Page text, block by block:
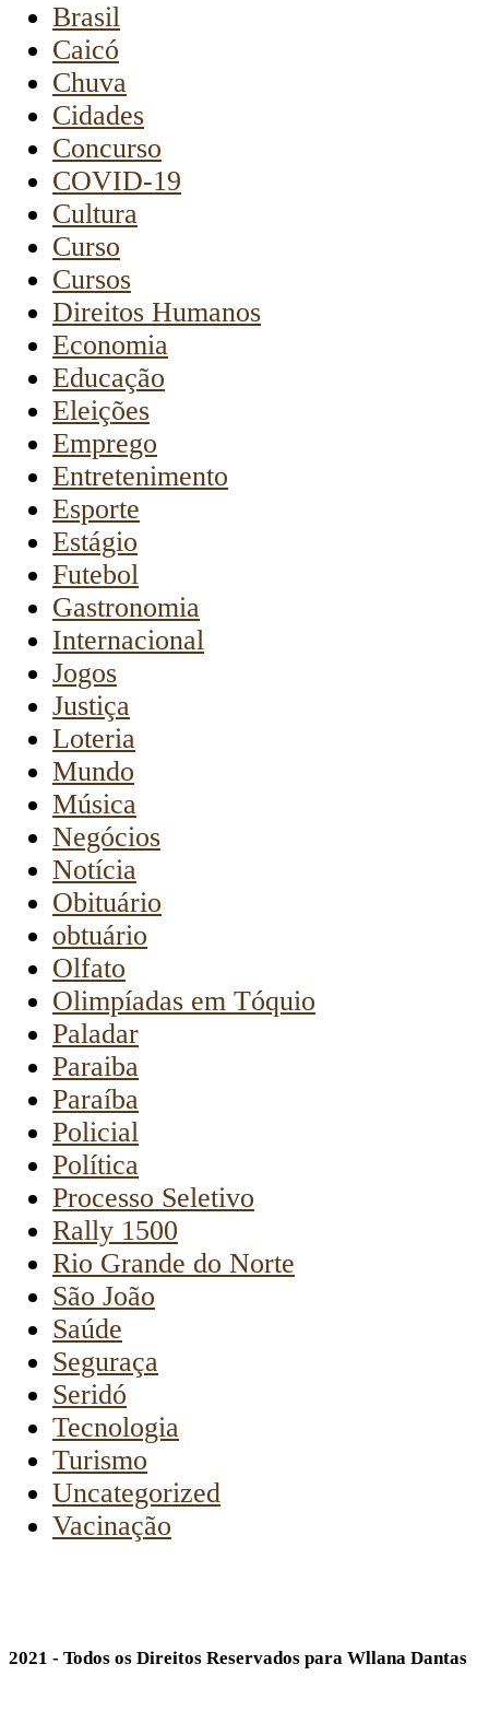
Brasil
Caicó
Chuva
Cidades
Concurso
COVID-19
Cultura
Curso
Cursos
Direitos Humanos
Economia
Educação
Eleições
Emprego
Entretenimento
Esporte
Estágio
Futebol
Gastronomia
Internacional
Jogos
Justiça
Loteria
Mundo
Música
Negócios
Notícia
Obituário
obtuário
Olfato
Olimpíadas em Tóquio
Paladar
Paraiba
Paraíba
Policial
Política
Processo Seletivo
Rally 1500
Rio Grande do Norte
São João
Saúde
Seguraça
Seridó
Tecnologia
Turismo
Uncategorized
Vacinação
2021 - Todos os Direitos Reservados para Wllana Dantas